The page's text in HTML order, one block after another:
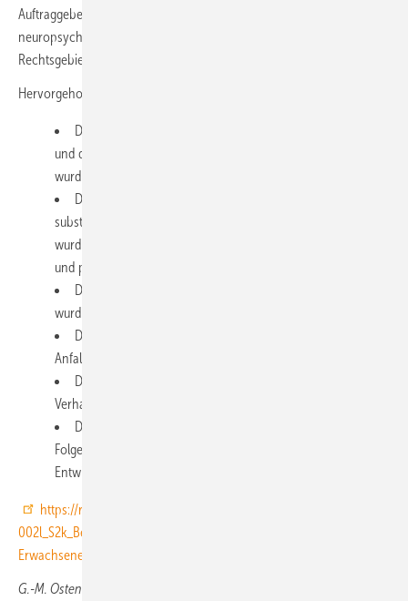
Auftraggebern von Gutachten und den ärztlichen und
neuropsychologischen Sachverständigen in den verschiedenen
Rechtsgebieten verbessern.
Hervorgehoben werden folgende Neuerungen:
Die klinischen Grundlagen mit den Pathomechanismen
und der Schweregradeinteilung von Schädel-Hirntraumen
wurden wesentlich überarbeitet.
Die Empfehlungen für den gutachtlichen Nachweis einer
substanziellen Hirnschädigung anhand klinischer Befunde
wurden anhand der hierzu vorhandenen Literatur überarbeitet
und präzisiert.
Die Empfehlungen zu bildgebenden Untersuchungen
wurden an den aktuellen Stand der Wissenschaft angepasst.
Die Empfehlungen zur Beurteilung posttraumatischer
Anfallsleiden wurden grundlegend überarbeitet.
Die Empfehlungen zu posttraumatischen kognitiven und
Verhaltens-/Persönlichkeitsstörungen wurden neu gefasst.
Die Empfehlungen zur Beurteilung psychischer
Folgeschäden wurden an korrespondierende Leitlinien und
Entwicklungen der ICD ausgerichtet.
https://register.awmf.org/assets/guidelines/094-
002l_S2k_Begutachtung-bei-gedecktem-Schaedel-Hirntrauma-
Erwachsene_2024-08.pdf
G.-M. Ostendorf, Wiesbaden